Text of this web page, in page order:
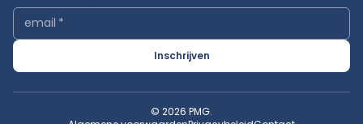
email *
Inschrijven
© 2026 PMG.